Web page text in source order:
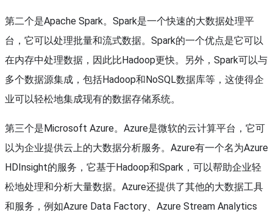
第二个是Apache Spark。Spark是一个快速的大数据处理平
台，它可以处理批量和流式数据。Spark的一个优点是它可以
在内存中处理数据，因此比Hadoop更快。另外，Spark可以与
多个数据源集成，包括Hadoop和NoSQL数据库等，这使得企
业可以轻松地集成现有的数据存储系统。
第三个是Microsoft Azure。Azure是微软的云计算平台，它可
以为企业提供云上的大数据分析服务。Azure有一个名为Azure
HDInsight的服务，它基于Hadoop和Spark，可以帮助企业轻
松地处理和分析大量数据。Azure还提供了其他的大数据工具
和服务，例如Azure Data Factory、Azure Stream Analytics